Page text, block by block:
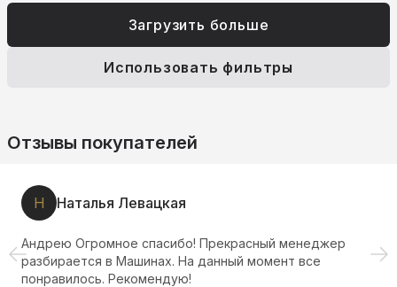
Загрузить больше
Использовать фильтры
Отзывы покупателей
Н Наталья Левацкая
Андрею Огромное спасибо! Прекрасный менеджер
разбирается в Машинах. На данный момент все
понравилось. Рекомендую!